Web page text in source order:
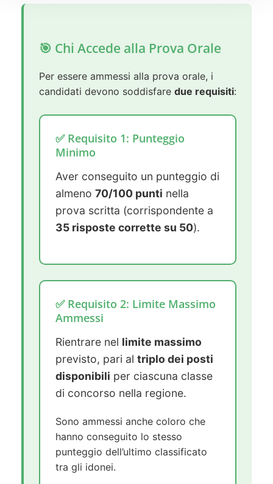
🎯 Chi Accede alla Prova Orale
Per essere ammessi alla prova orale, i
candidati devono soddisfare due requisiti:
✅ Requisito 1: Punteggio
Minimo
Aver conseguito un punteggio di
almeno 70/100 punti nella
prova scritta (corrispondente a
35 risposte corrette su 50).
✅ Requisito 2: Limite Massimo
Ammessi
Rientrare nel limite massimo
previsto, pari al triplo dei posti
disponibili per ciascuna classe
di concorso nella regione.
Sono ammessi anche coloro che
hanno conseguito lo stesso
punteggio dell’ultimo classificato
tra gli idonei.